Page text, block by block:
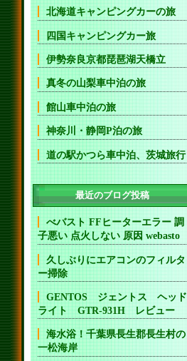
北海道キャンピングカーの旅
四国キャンピングカー旅
伊勢奈良京都琵琶湖天橋立
真冬の山梨車中泊の旅
館山車中泊の旅
神奈川・静岡P泊の旅
道の駅かつら車中泊、茨城旅行
最近のブログ投稿
べバスト FFヒーターエラー 調
子悪い 点火しない 原因 webasto
久しぶりにエアコンのフィルタ
ー掃除
GENTOS ジェントス ヘッド
ライト GTR-931H レビュー
海水浴！千葉県長生郡長生村の
一松海岸